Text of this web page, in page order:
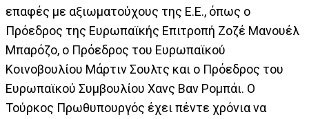
επαφές με αξιωματούχους της Ε.Ε., όπως ο
Πρόεδρος της Ευρωπαϊκής Επιτροπή Ζοζέ Μανουέλ
Μπαρόζο, ο Πρόεδρος του Ευρωπαϊκού
Κοινοβουλίου Μάρτιν Σουλτς και ο Πρόεδρος του
Ευρωπαϊκού Συμβουλίου Χανς Βαν Ρομπάι. Ο
Τούρκος Πρωθυπουργός έχει πέντε χρόνια να